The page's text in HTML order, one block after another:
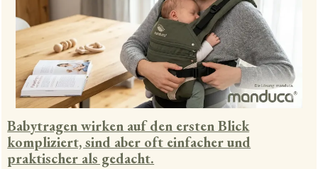
Babytragen wirken auf den ersten Blick
kompliziert, sind aber oft einfacher und
praktischer als gedacht.